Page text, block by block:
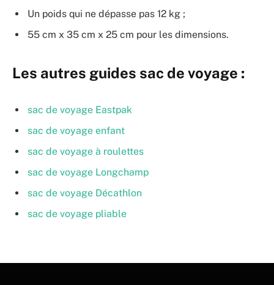
Un poids qui ne dépasse pas 12 kg ;
55 cm x 35 cm x 25 cm pour les dimensions.
Les autres guides sac de voyage :
sac de voyage Eastpak
sac de voyage enfant
sac de voyage à roulettes
sac de voyage Longchamp
sac de voyage Décathlon
sac de voyage pliable